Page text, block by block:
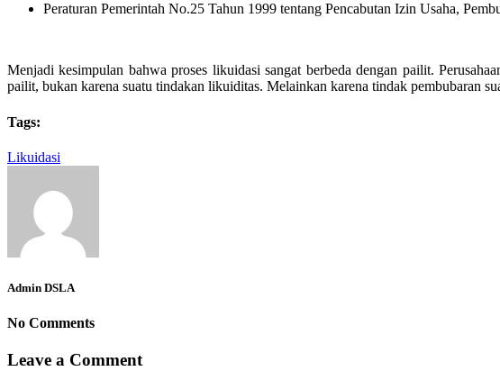
Peraturan Pemerintah No.25 Tahun 1999 tentang Pencabutan Izin Usaha,
Menjadi kesimpulan bahwa proses likuidasi sangat berbeda dengan pailit.
pailit, bukan karena suatu tindakan likuiditas. Melainkan karena tindak pembubaran
Tags:
Likuidasi
Admin DSLA
No Comments
Leave a Comment